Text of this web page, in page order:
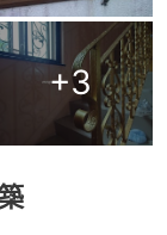
+3